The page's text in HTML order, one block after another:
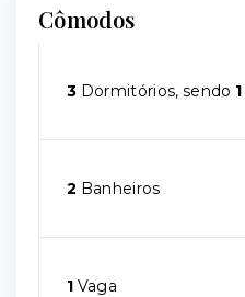
Cômodos
3 Dormitórios, sendo 1
2 Banheiros
1 Vaga